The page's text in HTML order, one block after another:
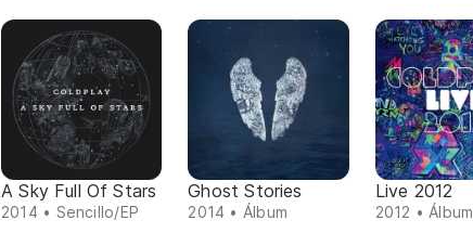
A Sky Full Of Stars
2014 • Sencillo/EP
Ghost Stories
2014 • Álbum
Live 2012
2012 • Álbum